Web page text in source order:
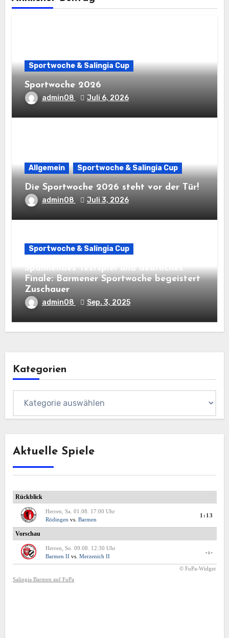
Sportwoche & Salingia Cup
Sportwoche 2026
admin08 Juli 6, 2026
Allgemein Sportwoche & Salingia Cup
Die Sportwoche 2026 steht vor der Tür!
admin08 Juli 3, 2026
Sportwoche & Salingia Cup
Spannendes Testspiel und deutliches
Finale: Barmener Sportwoche begeistert
Zuschauer
admin08 Sep. 3, 2025
Kategorien
Aktuelle Spiele